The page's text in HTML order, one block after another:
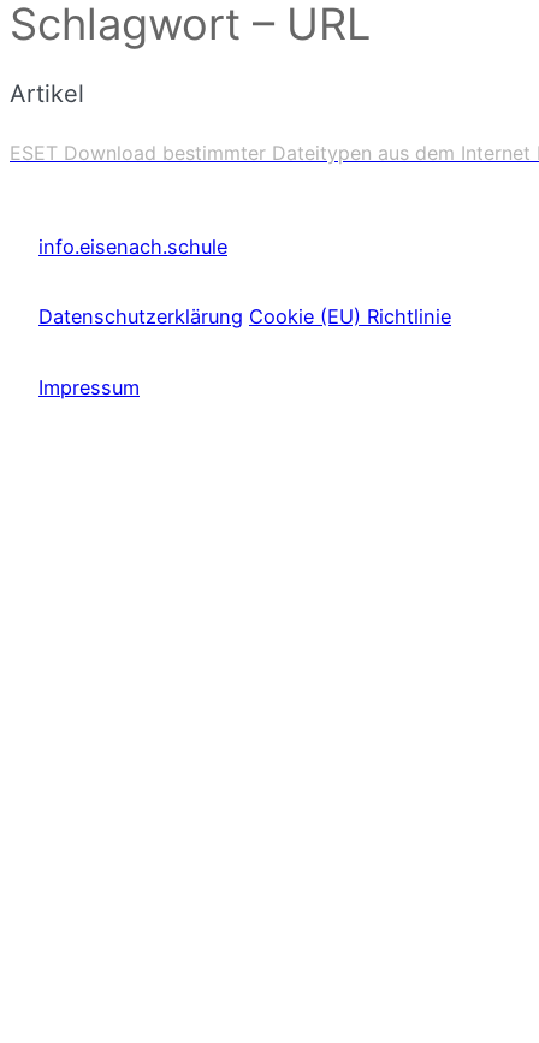
Schlagwort – URL
Artikel
ESET Download bestimmter Dateitypen aus dem Internet
info.eisenach.schule
Datenschutzerklärung Cookie (EU) Richtlinie
Impressum